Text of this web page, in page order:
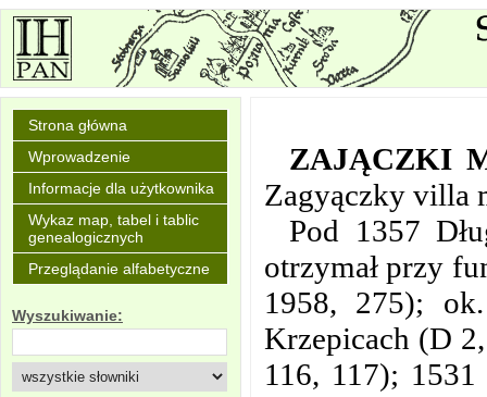
Strona główna
Wprowadzenie
Informacje dla użytkownika
Wykaz map, tabel i tablic
genealogicznych
Przeglądanie alfabetyczne
Wyszukiwanie:
ZAJĄCZKI
Zagyączky villa
Pod 1357
otrzymał przy
1958, 275);
Krzepicach (D
116, 117);